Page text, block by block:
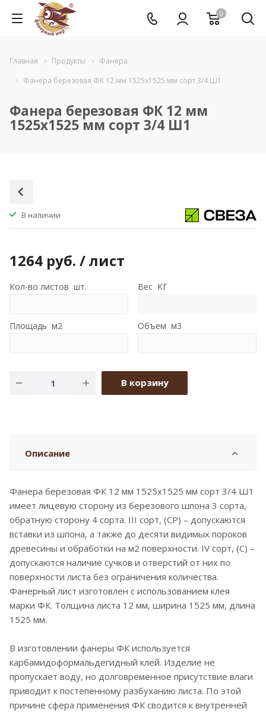
0
Главная Продукты
Фанера
Фанера березовая ФК 12 мм 1525x1525 мм сорт 3/4 Ш1
Фанера березовая ФК 12 мм
1525x1525 мм сорт 3/4 Ш1
В наличии
1264 руб. / лист
Кол-во листов шт. Вес КГ
Площадь м2 Объем м3
В корзину
Описание
Фанера березовая ФК 12 мм 1525x1525 мм сорт 3/4 Ш1
имеет лицевую сторону из березового шпона 3 сорта,
обратную сторону 4 сорта. III сорт, (CP) – допускаются
вставки из шпона, а также до десяти видимых пороков
древесины и обработки на м2 поверхности. IV сорт, (C) –
допускаются наличие сучков и отверстий от них по
поверхности листа без ограничения количества.
Фанерный лист изготовлен с использованием клея
марки ФК. Толщина листа 12 мм, ширина 1525 мм, длина
1525 мм.
В изготовлении фанеры ФК используется
карбамидоформальдегидный клей. Изделие не
пропускает воду, но долговременное присутствие влаги
приводит к постепенному разбуханию листа. По этой
причине сфера применения ФК сводится к внутренней